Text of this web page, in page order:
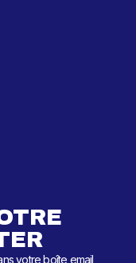
votre boîte email